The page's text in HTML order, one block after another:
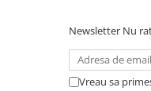
Newsletter Nu
Vreau sa